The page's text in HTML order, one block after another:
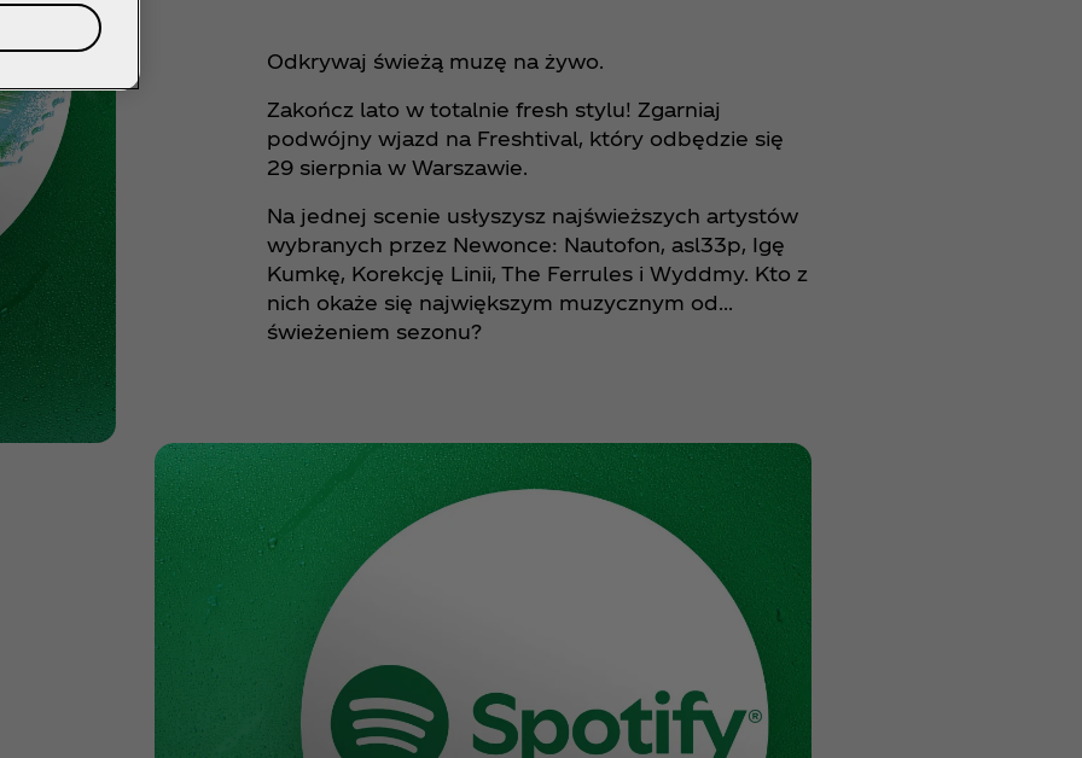
Odkrywaj świeżą muzę na żywo.​
Zakończ lato w totalnie fresh stylu! Zgarniaj
podwójny wjazd na Freshtival, który odbędzie się
29 sierpnia w Warszawie.​
Na jednej scenie usłyszysz najświeższych artystów
wybranych przez Newonce: Nautofon, asl33p, Igę
Kumkę, Korekcję Linii, The Ferrules i Wyddmy. Kto z
nich okaże się największym muzycznym od…
świeżeniem sezonu?